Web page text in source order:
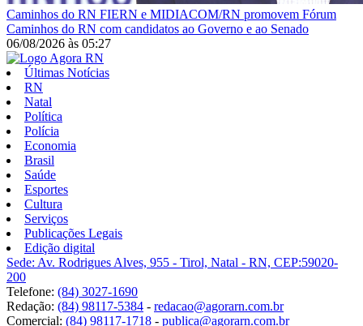
Caminhos do RN FIERN e MIDIACOM/RN promovem Fórum
Caminhos do RN com candidatos ao Governo e ao Senado
06/08/2026 às 05:27
Últimas Notícias
RN
Natal
Política
Polícia
Economia
Brasil
Saúde
Esportes
Cultura
Serviços
Publicações Legais
Edição digital
Sede: Av. Rodrigues Alves, 955 - Tirol, Natal - RN, CEP:59020-
200
Telefone: (84) 3027-1690
Redação: (84) 98117-5384 - redacao@agorarn.com.br
Comercial: (84) 98117-1718 - publica@agorarn.com.br